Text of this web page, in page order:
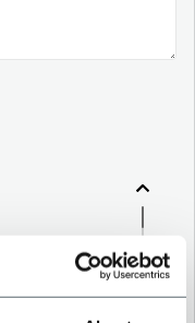
(“Società”)
– in qualità di
finalità descritte